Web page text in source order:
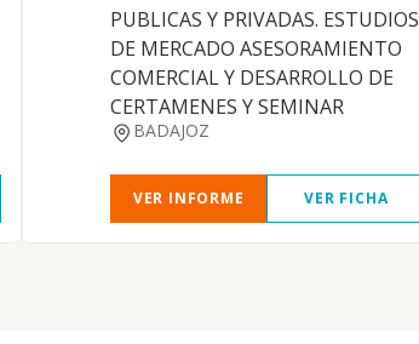
PUBLICAS Y PRIVADAS. ESTUDIOS
DE MERCADO ASESORAMIENTO
COMERCIAL Y DESARROLLO DE
CERTAMENES Y SEMINAR
BADAJOZ
VER INFORME VER FICHA